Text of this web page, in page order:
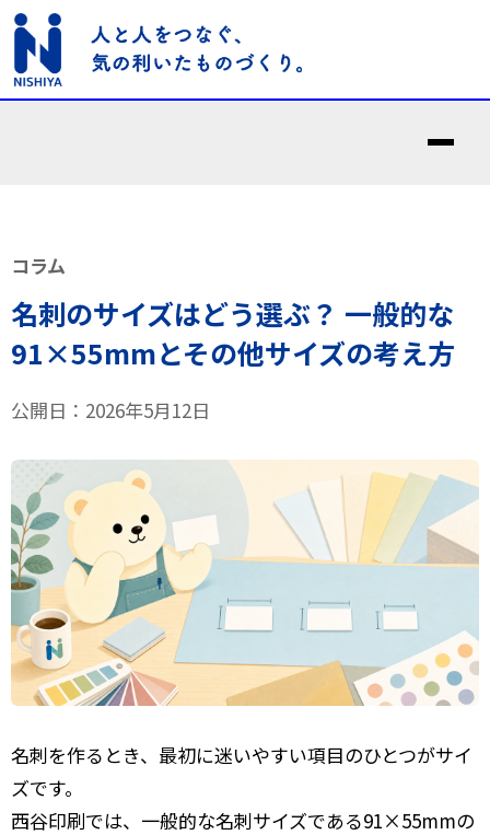
コラム
名刺のサイズはどう選ぶ？ 一般的な
91×55mmとその他サイズの考え方
公開日：2026年5月12日
名刺を作るとき、最初に迷いやすい項目のひとつがサイ
ズです。
西谷印刷では、一般的な名刺サイズである91×55mmの